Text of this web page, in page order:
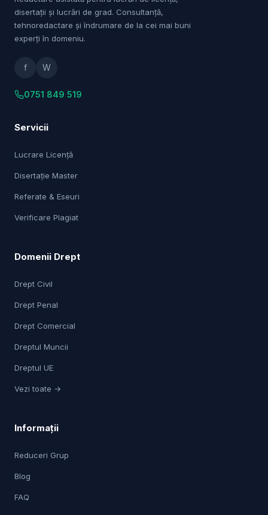
disertații și lucrări de grad. Consultanță,
tehnoredactare și îndrumare de la cei mai buni
experți în domeniu.
f W
0751 849 519
Servicii
Lucrare Licență
Disertație Master
Referate & Eseuri
Verificare Plagiat
Domenii Drept
Drept Civil
Drept Penal
Drept Comercial
Dreptul Muncii
Dreptul UE
Vezi toate →
Informații
Reduceri Grup
Blog
FAQ